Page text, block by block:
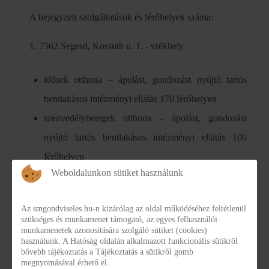
A bejegyzett szolgáltatások és férőhelyek száma:
1. 7562 Segesd, Kossuth u. 1. - székhely
idősek otthona – ápolást, gondozást nyújtó tartós
bentlakásos intézményi ellátás 170 férőhelyen
szenvedélybetegek otthona – ápolást, gondozást
nyújtó tartós bentlakásos intézményi ellátás 100
férőhelyen
támogatott lakhatás fogyatékos személyek részére 72
A lakhatási szolgáltatást biztosító ingatlanok címe:
Boróka Ház 7562 Segesd, Arany J. u. 1.
Weboldalunkon sütiket használunk
Az smgondviseles.hu-n kizárólag az oldal működéséhez feltétlenül
szükséges és munkamenet támogató, az egyes felhasználói
munkamenetek azonosítására szolgáló sütiket (cookies)
használunk. A Hatóság oldalán alkalmazott funkcionális sütikről
bővebb tájékoztatás a Tájékoztatás a sütikről gomb
megnyomásával érhető el.